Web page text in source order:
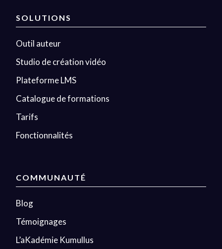
SOLUTIONS
Outil auteur
Studio de création vidéo
Plateforme LMS
Catalogue de formations
Tarifs
Fonctionnalités
COMMUNAUTÉ
Blog
Témoignages
L’aKadémie Kumullus